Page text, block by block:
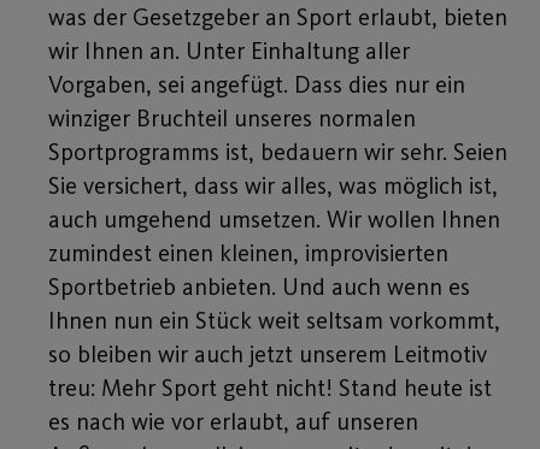
was der Gesetzgeber an Sport erlaubt, bieten
wir Ihnen an. Unter Einhaltung aller
Vorgaben, sei angefügt. Dass dies nur ein
winziger Bruchteil unseres normalen
Sportprogramms ist, bedauern wir sehr. Seien
Sie versichert, dass wir alles, was möglich ist,
auch umgehend umsetzen. Wir wollen Ihnen
zumindest einen kleinen, improvisierten
Sportbetrieb anbieten. Und auch wenn es
Ihnen nun ein Stück weit seltsam vorkommt,
so bleiben wir auch jetzt unserem Leitmotiv
treu: Mehr Sport geht nicht! Stand heute ist
es nach wie vor erlaubt, auf unseren